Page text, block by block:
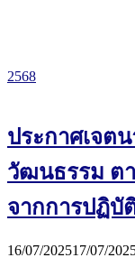
2568
ประกาศเจต
วัฒนธรรม ต
จากการปฏิบั
16/07/202517/07/